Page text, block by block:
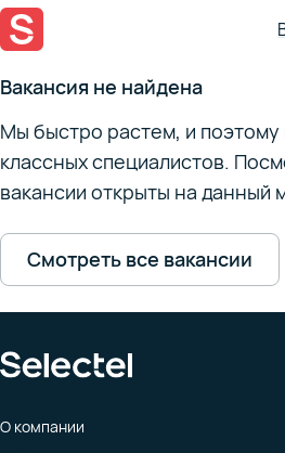
Вакансия не найдена
Мы быстро растем, и поэтому
классных специалистов.
вакансии открыты на данный
Смотреть все вакансии
О компании